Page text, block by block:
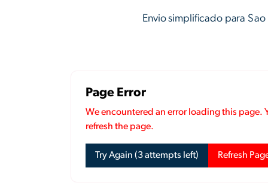
Envio simplificado para